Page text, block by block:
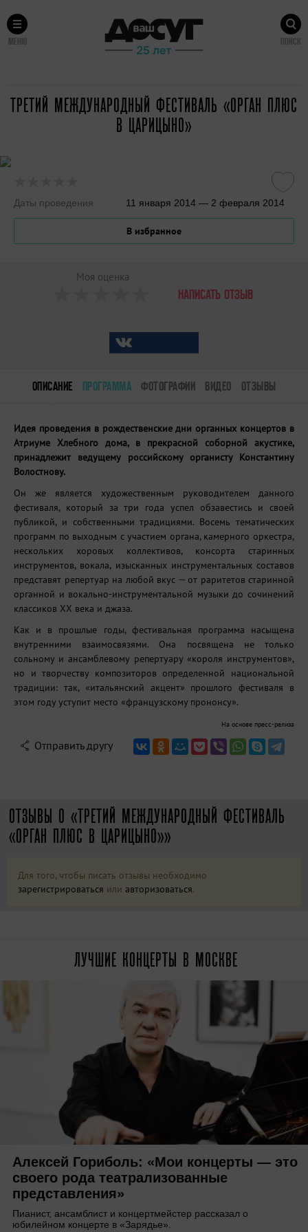
МЕНЮ ПОИСК
ТРЕТИЙ МЕЖДУНАРОДНЫЙ ФЕСТИВАЛЬ «ОРГАН ПЛЮС
В ЦАРИЦЫНО»
Даты проведения 11 января 2014 — 2 февраля 2014
В избранное
Моя оценка
НАПИСАТЬ ОТЗЫВ
ОПИСАНИЕ ПРОГРАММА ФОТОГРАФИИ ВИДЕО ОТЗЫВЫ
Идея проведения в рождественские дни органных концертов в
Атриуме Хлебного дома, в прекрасной соборной акустике,
принадлежит ведущему российскому органисту Константину
Волостнову.
Он же является художественным руководителем данного
фестиваля, который за три года успел обзавестись и своей
публикой, и собственными традициями. Восемь тематических
программ по выходным с участием органа, камерного оркестра,
нескольких хоровых коллективов, консорта старинных
инструментов, вокала, изысканных инструментальных составов
представят репертуар на любой вкус — от раритетов старинной
органной и вокально-инструментальной музыки до сочинений
классиков XX века и джаза.
Как и в прошлые годы, фестивальная программа насыщена
внутренними взаимосвязями. Она посвящена не только
сольному и ансамблевому репертуару «короля инструментов»,
но и творчеству композиторов определенной национальной
традиции: так, «итальянский акцент» прошлого фестиваля в
этом году уступит место «французскому прононсу».
На основе пресс-релиза
Отправить другу
ОТЗЫВЫ О «ТРЕТИЙ МЕЖДУНАРОДНЫЙ ФЕСТИВАЛЬ
«ОРГАН ПЛЮС В ЦАРИЦЫНО»»
Для того, чтобы писать отзывы необходимо
зарегистрироваться или авторизоваться.
ЛУЧШИЕ КОНЦЕРТЫ В МОСКВЕ
Алексей Гориболь: «Мои концерты — это
своего рода театрализованные
представления»
Пианист, ансамблист и концертмейстер рассказал о
юбилейном концерте в «Зарядье».